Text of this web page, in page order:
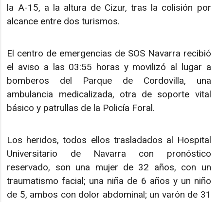
la A-15, a la altura de Cizur, tras la colisión por
alcance entre dos turismos.
El centro de emergencias de SOS Navarra recibió
el aviso a las 03:55 horas y movilizó al lugar a
bomberos del Parque de Cordovilla, una
ambulancia medicalizada, otra de soporte vital
básico y patrullas de la Policía Foral.
Los heridos, todos ellos trasladados al Hospital
Universitario de Navarra con pronóstico
reservado, son una mujer de 32 años, con un
traumatismo facial; una niña de 6 años y un niño
de 5, ambos con dolor abdominal; un varón de 31